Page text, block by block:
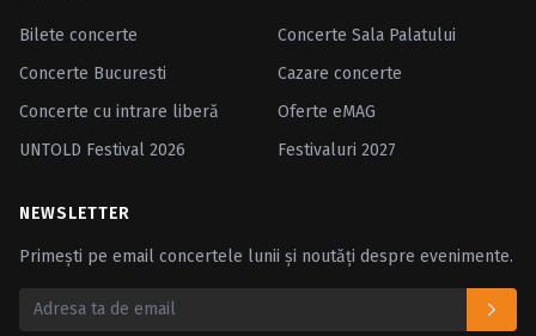
Bilete concerte
Concerte Sala Palatului
Concerte Bucuresti
Cazare concerte
Concerte cu intrare liberă
Oferte eMAG
UNTOLD Festival 2026
Festivaluri 2027
NEWSLETTER
Primești pe email concertele lunii și noutăți despre evenimente.